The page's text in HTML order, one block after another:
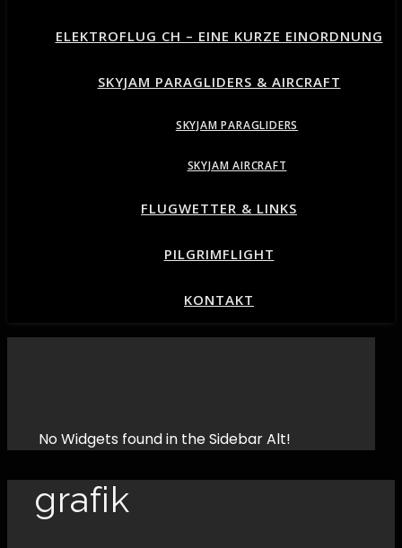
ELEKTROFLUG CH – EINE KURZE EINORDNUNG
SKYJAM PARAGLIDERS & AIRCRAFT
SKYJAM PARAGLIDERS
SKYJAM AIRCRAFT
FLUGWETTER & LINKS
PILGRIMFLIGHT
KONTAKT
No Widgets found in the Sidebar Alt!
grafik